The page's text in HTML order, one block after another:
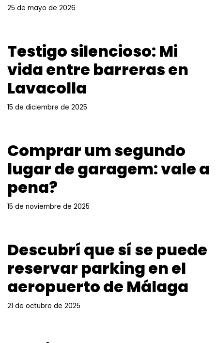
25 de mayo de 2026
Testigo silencioso: Mi
vida entre barreras en
Lavacolla
15 de diciembre de 2025
Comprar um segundo
lugar de garagem: vale a
pena?
15 de noviembre de 2025
Descubrí que sí se puede
reservar parking en el
aeropuerto de Málaga
21 de octubre de 2025